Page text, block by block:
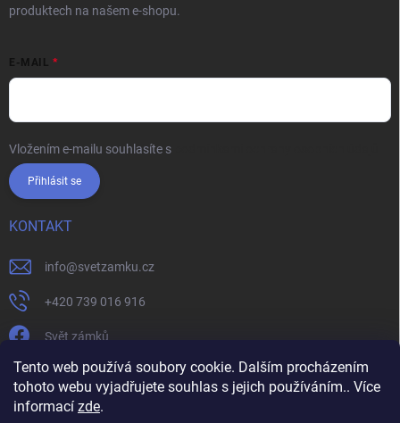
Tento web používá soubory cookie. Dalším procházením
tohoto webu vyjadřujete souhlas s jejich používáním.. Více
informací zde.
produktech na našem e-shopu.
E-MAIL
Vložením e-mailu souhlasíte s
Přihlásit se
KONTAKT
info@svetzamku.cz
+420 739 016 916
Svět zámků
svetzamku.cz